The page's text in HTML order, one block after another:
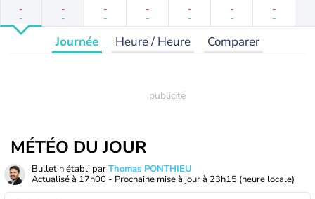
-
-
-
-
-
-
-
-
-
-
-
-
-
-
Journée Heure / Heure Comparer
MÉTÉO DU JOUR
Bulletin établi parThomas PONTHIEU
Actualisé à 17h00 - Prochaine mise à jour à 23h15 (heure locale)